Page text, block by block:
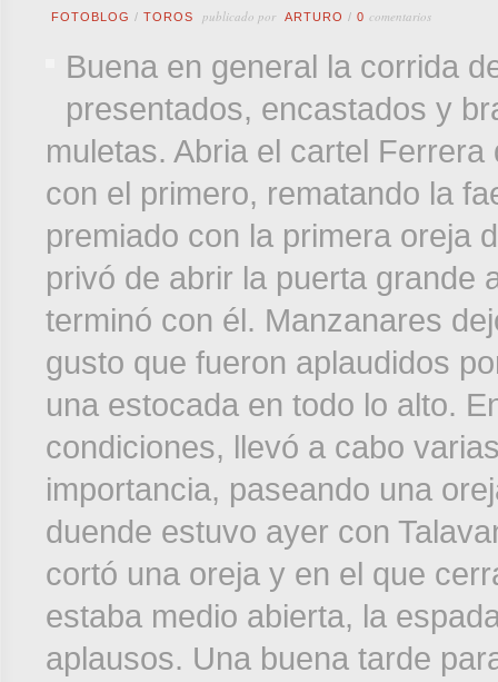
FOTOBLOG / TOROS publicado por ARTURO / 0 comentarios
Buena en general la corrida
presentados, encastados y
muletas. Abria el cartel
con el primero, rematando la
premiado con la primera oreja
privó de abrir la puerta grande
terminó con él. Manzanares
gusto que fueron aplaudidos
una estocada en todo lo alto.
condiciones, llevó a cabo
importancia, paseando una
duende estuvo ayer con
cortó una oreja y en el que
estaba medio abierta, la
aplausos. Una buena tarde